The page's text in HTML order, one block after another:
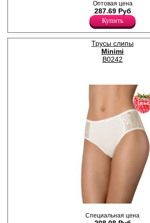
Лайкра 21%
Полиамид 79%
Оптовая цена
287.69 Руб
Купить
Трусы слипы
Minimi
B0242
резинкой по поясу и по
спец
цена
Специальная цена